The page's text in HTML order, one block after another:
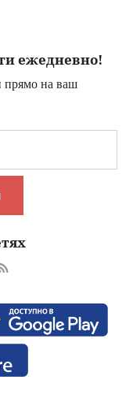
ежедневно!
прямо на ваш